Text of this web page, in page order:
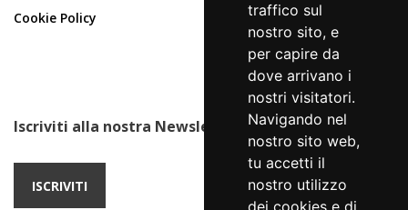
traffico sul
nostro sito, e
per capire da
dove arrivano i
nostri visitatori.
Navigando nel
nostro sito web,
tu accetti il
nostro utilizzo
dei cookies e di
Cookie Policy
Iscriviti alla nostra Newsletter
ISCRIVITI